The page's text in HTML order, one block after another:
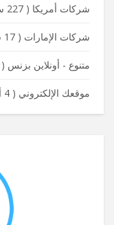
شركات أمريكا ( 227 سؤال
شركات الإمارات ( 17 سؤال
متنوع - أونلاين بزنس (
موقعك الإلكتروني ( 4 أسئلة